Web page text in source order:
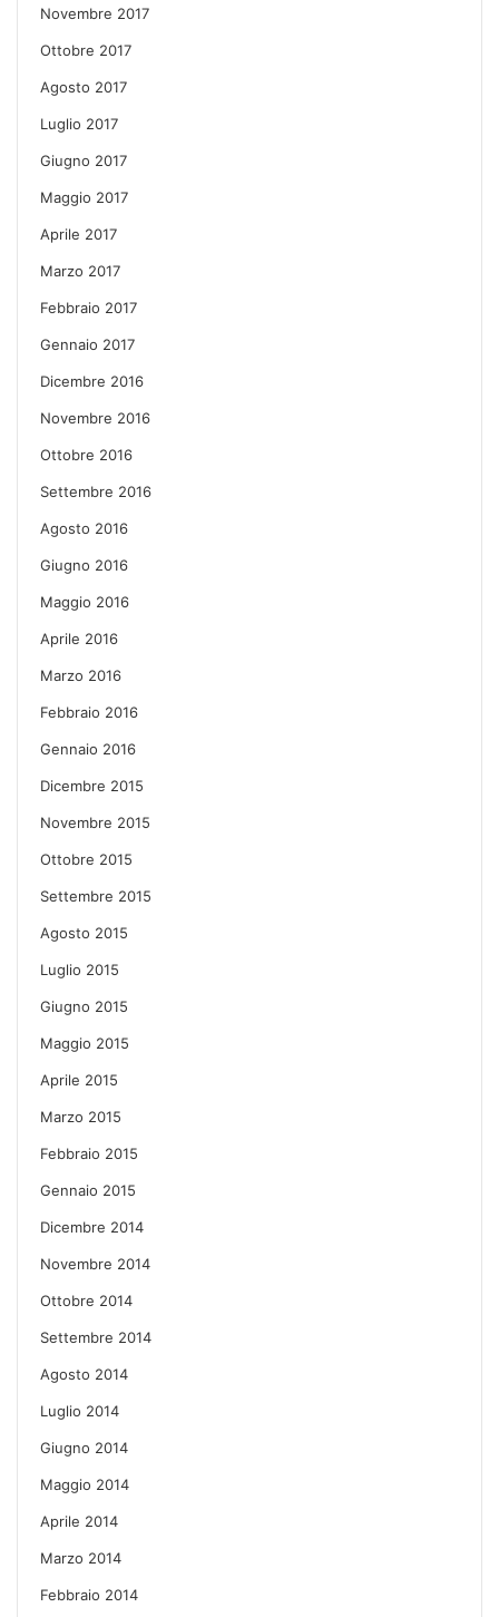
Novembre 2017
Ottobre 2017
Agosto 2017
Luglio 2017
Giugno 2017
Maggio 2017
Aprile 2017
Marzo 2017
Febbraio 2017
Gennaio 2017
Dicembre 2016
Novembre 2016
Ottobre 2016
Settembre 2016
Agosto 2016
Giugno 2016
Maggio 2016
Aprile 2016
Marzo 2016
Febbraio 2016
Gennaio 2016
Dicembre 2015
Novembre 2015
Ottobre 2015
Settembre 2015
Agosto 2015
Luglio 2015
Giugno 2015
Maggio 2015
Aprile 2015
Marzo 2015
Febbraio 2015
Gennaio 2015
Dicembre 2014
Novembre 2014
Ottobre 2014
Settembre 2014
Agosto 2014
Luglio 2014
Giugno 2014
Maggio 2014
Aprile 2014
Marzo 2014
Febbraio 2014